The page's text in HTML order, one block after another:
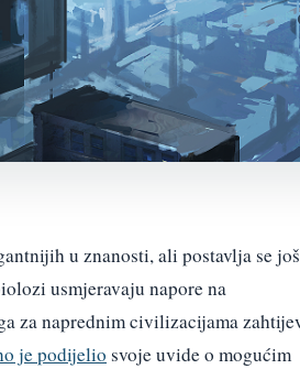
u znanosti, ali postavlja se još
usmjeravaju napore na
za naprednim civilizacijama
je podijelio svoje uvide o mogućim